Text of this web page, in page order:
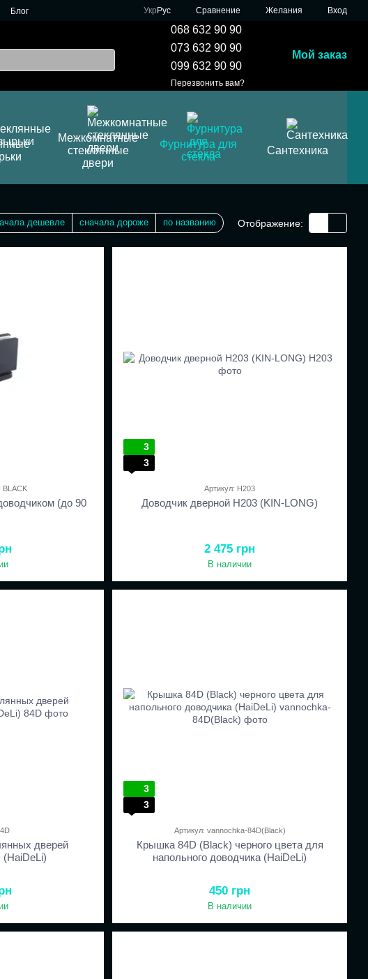
Блог Укр Рус Сравнение Желания Вход
068 632 90 90
073 632 90 90
099 632 90 90
Перезвонить вам?
Мой заказ
Межкомнатные
стеклянные
двери
Фурнитура для
стекла
Сантехника
дешевле сначала дороже по названию Отображение:
BLACK
(до 90
3
3
Артикул: H203
Доводчик дверной H203 (KIN-LONG)
2 475 грн
В наличии
дверей
3
3
Артикул: vannochka-84D(Black)
Крышка 84D (Black) черного цвета для
напольного доводчика (HaiDeLi)
450 грн
В наличии